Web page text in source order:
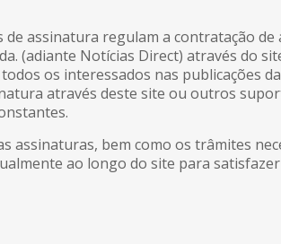
de assinatura regulam a contratação
(adiante Notícias Direct) através do
os interessados nas publicações
através deste site ou outros
assinaturas, bem como os trâmites
ao longo do site para